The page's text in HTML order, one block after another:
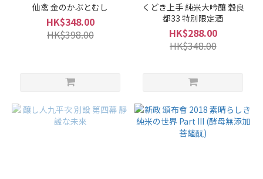
仙禽 金のかぶとむし
HK$348.00
HK$398.00
くどき上手 純米大吟釀 穀良
都33 特別限定酒
HK$288.00
HK$348.00